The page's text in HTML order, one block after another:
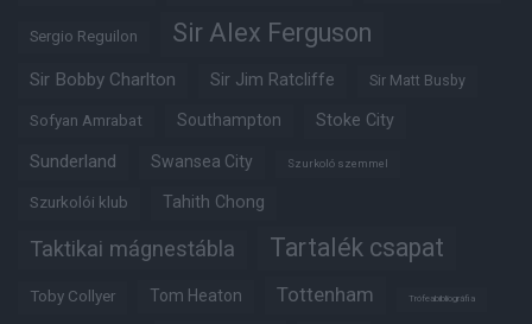
Sergio Reguilon Sir Alex Ferguson
Sir Bobby Charlton Sir Jim Ratcliffe Sir Matt Busby
Sofyan Amrabat Southampton Stoke City
Sunderland Swansea City Szurkoló szemmel
Szurkolói klub Tahith Chong
Taktikai mágnestábla Tartalék csapat
Toby Collyer Tom Heaton Tottenham Trófeabibliográfia